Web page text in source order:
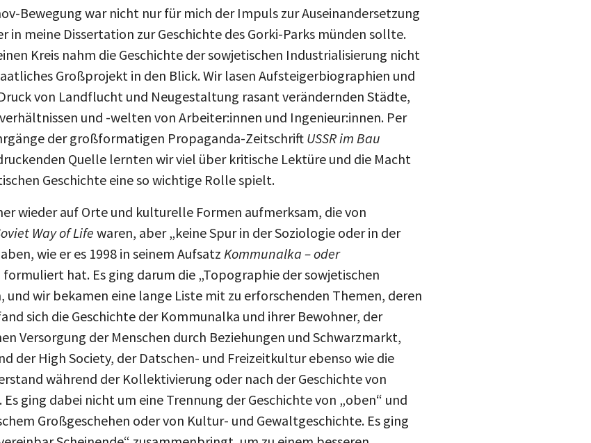
in meine Dissertation zur Geschichte des Gorki-Parks münden sollte.
Kreis nahm die Geschichte der sowjetischen Industrialisierung nicht
Großprojekt in den Blick. Wir lasen Aufsteigerbiographien und
von Landflucht und Neugestaltung rasant verändernden Städte,
und -welten von Arbeiter:innen und Ingenieur:innen. Per
der großformatigen Propaganda-ZeitschriftUSSR im Bau
Quelle lernten wir viel über kritische Lektüre und die Macht
Geschichte eine so wichtige Rolle spielt.
Way of Life waren, aber „keine Spur in der Soziologie oder in der
wie er es 1998 in seinem Aufsatz Kommunalka – oder
formuliert hat. Es ging darum die „Topographie der sowjetischen
wir bekamen eine lange Liste mit zu erforschenden Themen, deren
sich die Geschichte der Kommunalka und ihrer Bewohner, der
Versorgung der Menschen durch Beziehungen und Schwarzmarkt,
der High Society, der Datschen- und Freizeitkultur ebenso wie die
während der Kollektivierung oder nach der Geschichte von
ging dabei nicht um eine Trennung der Geschichte von „oben“ und
Großgeschehen oder von Kultur- und Gewaltgeschichte. Es ging
Scheinende“ zusammenbringt, um zu einem besseren